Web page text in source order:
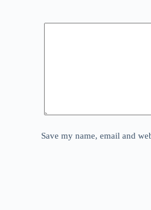
Save my name, email and